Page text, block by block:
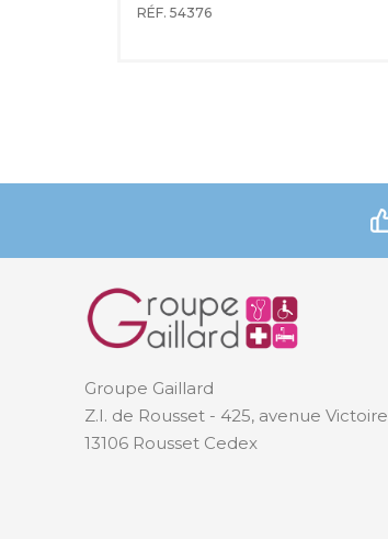
RÉF. 54376
Groupe Gaillard
Z.I. de Rousset - 425, avenue Victoire
13106 Rousset Cedex